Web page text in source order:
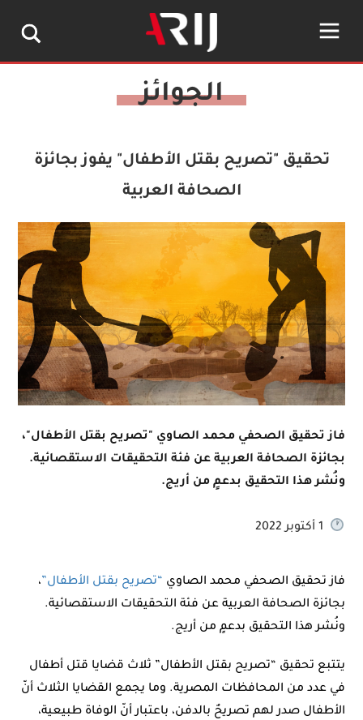
تحقيق "تصريح بقتل الأطفال" يفوز بجائزة
الصحافة العربية
فاز تحقيق الصحفي محمد الصاوي "تصريح بقتل الأطفال"،
بجائزة الصحافة العربية عن فئة التحقيقات الاستقصائية.
ونُشر هذا التحقيق بدعمٍ من أريج.
1 أكتوبر 2022
فاز تحقيق الصحفي محمد الصاوي “تصريح بقتل الأطفال”،
بجائزة الصحافة العربية عن فئة التحقيقات الاستقصائية.
ونُشر هذا التحقيق بدعمٍ من أريج.
يتتبع تحقيق “تصريح بقتل الأطفال” ثلاث قضايا قتل أطفال
في عدد من المحافظات المصرية. وما يجمع القضايا الثلاث أنّ
الأطفال صدر لهم تصريحٌ بالدفن، باعتبار أنّ الوفاة طبيعية،